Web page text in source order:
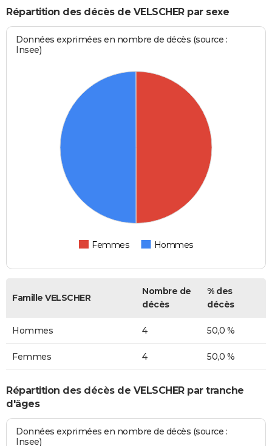
Répartition des décès de VELSCHER par sexe
Données exprimées en nombre de décès (source :
Insee)
Femmes Hommes
Famille VELSCHER
Nombre de
décès
% des
décès
Hommes 4 50,0 %
Femmes 4 50,0 %
Répartition des décès de VELSCHER par tranche
d'âges
Données exprimées en nombre de décès (source :
Insee)